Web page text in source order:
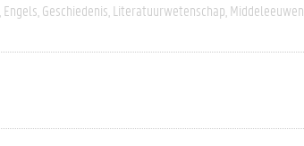
Engels Geschiedenis Literatuurwetenschap Middeleeuwen